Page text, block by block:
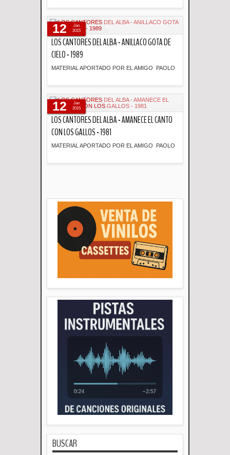
LOS CANTORES DEL ALBA - ANILLACO GOTA DE
CIELO - 1989
MATERIAL APORTADO POR EL AMIGO PAOLO
12
Jan
2015
LOS CANTORES DEL ALBA - AMANECE EL CANTO
CON LOS GALLOS - 1981
MATERIAL APORTADO POR EL AMIGO PAOLO
12
Jan
2015
BUSCAR